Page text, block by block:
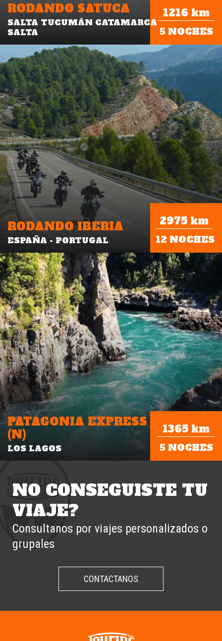
RODANDO SATUCA
SALTA TUCUMÁN CATAMARCA
SALTA
1216 km
5 NOCHES
RODANDO IBERIA
ESPAÑA - PORTUGAL
2975 km
12 NOCHES
PATAGONIA EXPRESS
(N)
LOS LAGOS
1365 km
5 NOCHES
NO CONSEGUISTE TU
VIAJE?
Consultanos por viajes personalizados o
grupales
CONTACTANOS